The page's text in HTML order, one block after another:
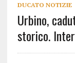
DUCATO NOTIZIE
Urbino,
storico.